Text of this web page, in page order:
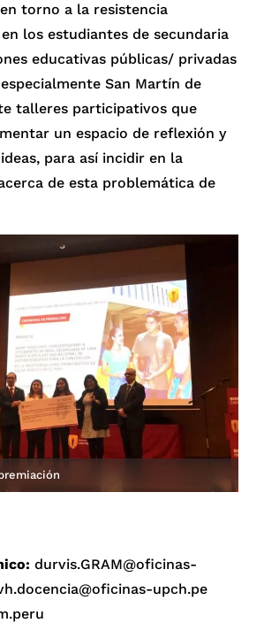
torno a la resistencia
los estudiantes de secundaria
educativas públicas/ privadas
San Martín de
talleres participativos que
un espacio de reflexión y
para así incidir en la
de esta problemática de
durvis.GRAM@oficinas-
upch.pe